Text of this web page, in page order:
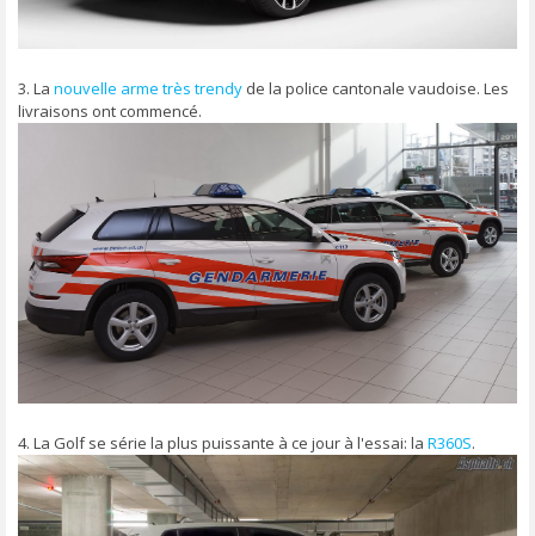
3. La nouvelle arme très trendy de la police cantonale vaudoise. Les
livraisons ont commencé.
4. La Golf se série la plus puissante à ce jour à l'essai: la R360S.